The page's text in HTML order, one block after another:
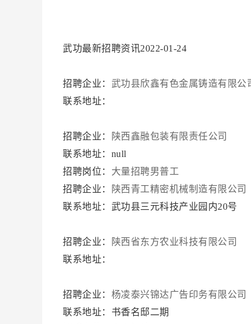
武功最新招聘资讯2022-01-24
招聘企业： 武功县欣鑫有色金属铸造有限公
联系地址：
招聘企业：
陕西鑫融包装有限责任公司
联系地址：null
招聘岗位： 大量招聘男普工
招聘企业：
陕西青工精密机械制造有限公司
联系地址：武功县三元科技产业园内20号
招聘企业：
陕西省东方农业科技有限公司
联系地址：
招聘企业： 杨凌泰兴锦达广告印务有限公司
联系地址：书香名邸二期